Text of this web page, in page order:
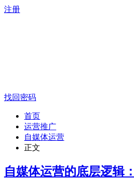
注册
找回密码
首页
运营推广
自媒体运营
正文
自媒体运营的底层逻辑